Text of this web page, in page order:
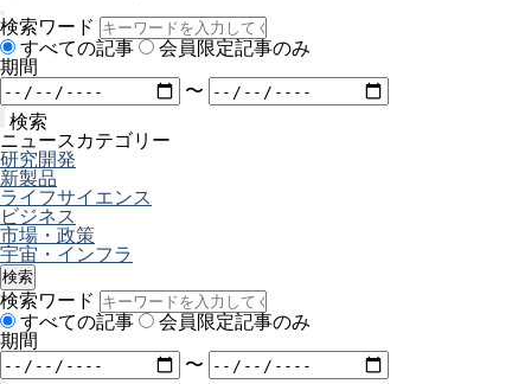
検索ワード
すべての記事
会員限定記事のみ
期間
〜
検索
ニュースカテゴリー
研究開発
新製品
ライフサイエンス
ビジネス
市場・政策
宇宙・インフラ
検索
検索ワード
すべての記事
会員限定記事のみ
期間
〜